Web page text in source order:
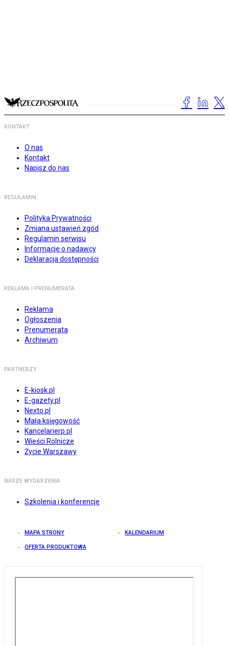
KONTAKT
O nas
Kontakt
Napisz do nas
REGULAMIN
Polityka Prywatności
Zmiana ustawień zgód
Regulamin serwisu
Informacje o nadawcy
Deklaracja dostępności
REKLAMA I PRENUMERATA
Reklama
Ogłoszenia
Prenumerata
Archiwum
PARTNERZY
E-kiosk.pl
E-gazety.pl
Nexto.pl
Mała księgowość
Kancelarierp.pl
Wieści Rolnicze
Życie Warszawy
NASZE WYDARZENIA
Szkolenia i konferencje
MAPA STRONY KALENDARIUM
OFERTA PRODUKTOWA